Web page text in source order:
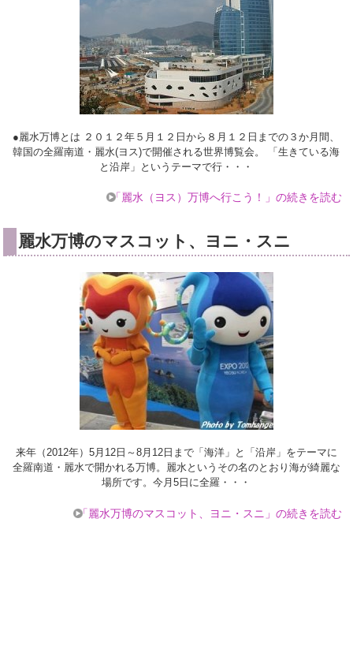
●麗水万博とは ２０１２年５月１２日から８月１２日までの３か月間、
韓国の全羅南道・麗水(ヨス)で開催される世界博覧会。 「生きている海
と沿岸」というテーマで行・・・
「麗水（ヨス）万博へ行こう！」の続きを読む
麗水万博のマスコット、ヨニ・スニ
来年（2012年）5月12日～8月12日まで「海洋」と「沿岸」をテーマに
全羅南道・麗水で開かれる万博。麗水というその名のとおり海が綺麗な
場所です。今月5日に全羅・・・
「麗水万博のマスコット、ヨニ・スニ」の続きを読む